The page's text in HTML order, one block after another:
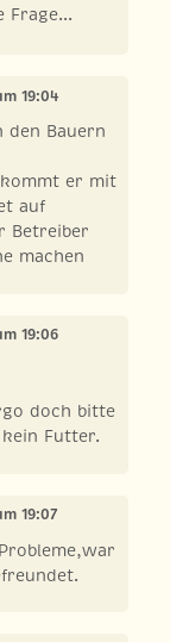
Frage...
19:04
den Bauern
er mit
auf
Betreiber
machen
19:06
doch bitte
Futter.
19:07